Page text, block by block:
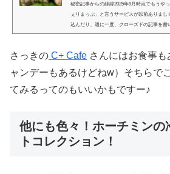
秘密記事からの経緯2025年9月時点でもうや
ぇりまっぷ」と言うサービスが以前ありまし
込んだり、週に一度、クローズドの記事を書
ローズドの会員だけが見られる記事でご紹介
ってた方にはお断りの上で、こちらのお店を
さっきの C+ Cafe さんにはお食事
ャンデーもあるけどねw）そちらで
てみるってのもいいかもですー♪
他にも色々！ホーチミンの
トコレクション！